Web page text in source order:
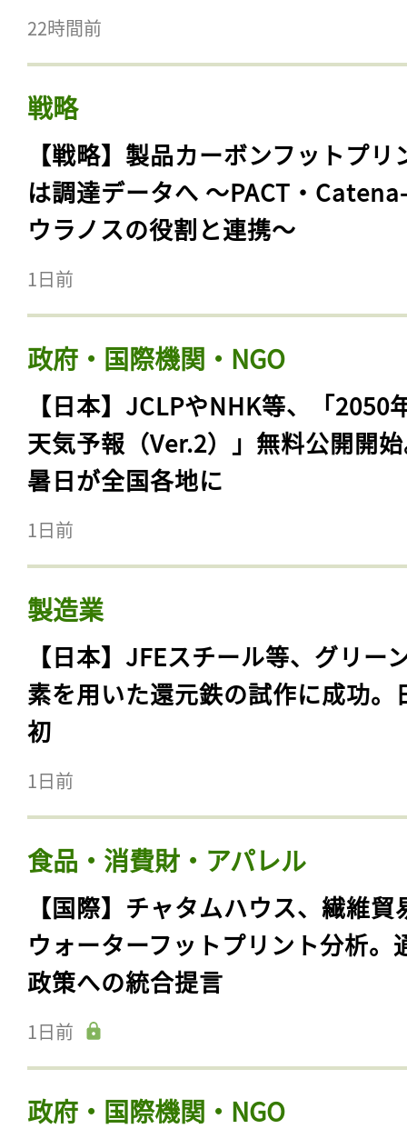
22時間前
戦略
【戦略】製品カーボンフットプリ
は調達データへ 〜PACT・
ウラノスの役割と連携〜
1日前
政府・国際機関・NGO
【日本】JCLPやNHK等、「2050
天気予報（Ver.2）」無料公開開
暑日が全国各地に
1日前
製造業
【日本】JFEスチール等、グリー
素を用いた還元鉄の試作に成功。
初
1日前
食品・消費財・アパレル
【国際】チャタムハウス、繊維貿
ウォーターフットプリント分析。
政策への統合提言
1日前
政府・国際機関・NGO